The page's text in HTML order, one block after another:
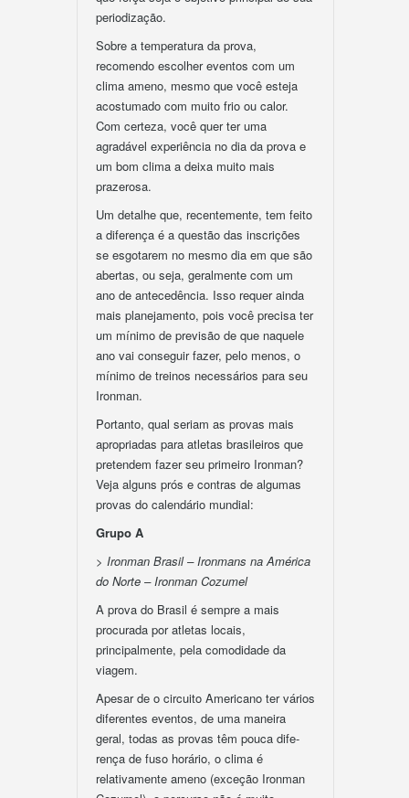
periodização.
Sobre a temperatura da prova,
recomendo escolher eventos com um
clima ameno, mesmo que você esteja
acostumado com muito frio ou calor.
Com certeza, você quer ter uma
agradável experiência no dia da prova e
um bom clima a deixa muito mais
prazerosa.
Um detalhe que, recentemente, tem feito
a diferença é a questão das inscrições
se esgotarem no mesmo dia em que são
abertas, ou seja, geralmente com um
ano de antecedência. Isso requer ainda
mais planejamento, pois você precisa ter
um mínimo de previsão de que naquele
ano vai conseguir fazer, pelo menos, o
mínimo de treinos necessários para seu
Ironman.
Portanto, qual seriam as provas mais
apropriadas para atletas brasileiros que
pretendem fazer seu primeiro Ironman?
Veja alguns prós e contras de algumas
provas do calendário mundial:
Grupo A
> Ironman Brasil – Ironmans na América
do Norte – Ironman Cozumel
A prova do Brasil é sempre a mais
procurada por atletas locais,
principalmente, pela comodidade da
viagem.
Apesar de o circuito Americano ter vários
diferentes eventos, de uma maneira
geral, todas as provas têm pouca dife-
rença de fuso horário, o clima é
relativamente ameno (exceção Ironman